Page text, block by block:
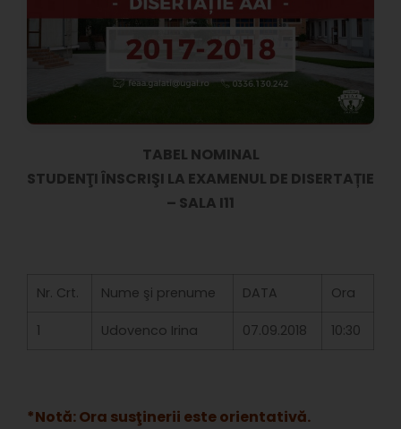
TABEL NOMINAL
STUDENŢI ÎNSCRIŞI LA EXAMENUL DE DISERTAȚIE
– SALA I11
Nr. Crt. Nume şi prenume DATA Ora
1 Udovenco Irina 07.09.2018 10:30
*Notă: Ora susţinerii este orientativă.